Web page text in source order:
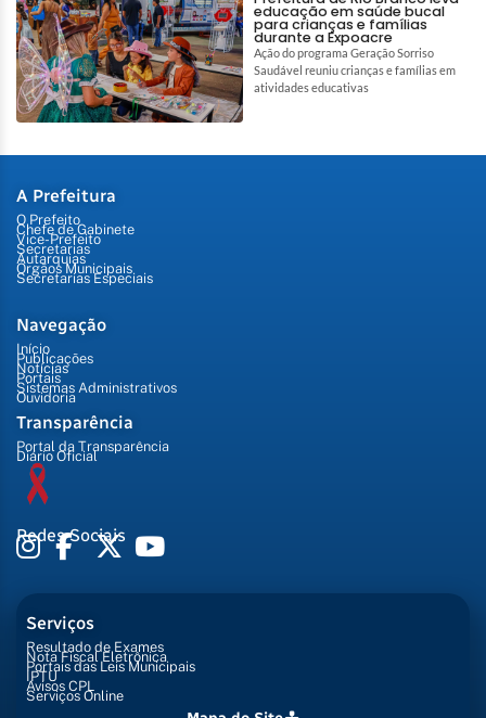
educação em saúde bucal
para crianças e famílias
durante a Expoacre
Ação do programa Geração Sorriso
Saudável reuniu crianças e famílias em
atividades educativas
A Prefeitura
O Prefeito
Chefe de Gabinete
Vice-Prefeito
Secretarias
Autarquias
Órgãos Municipais
Secretarias Especiais
Navegação
Início
Publicações
Notícias
Portais
Sistemas Administrativos
Ouvidoria
Transparência
Portal da Transparência
Diário Oficial
Redes Sociais
Serviços
Resultado de Exames
Nota Fiscal Eletrônica
Portais das Leis Municipais
IPTU
Avisos CPL
Serviços Online